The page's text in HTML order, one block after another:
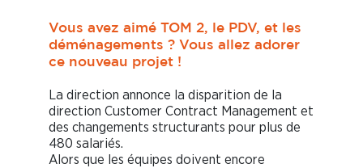
Vous avez aimé TOM 2, le PDV, et les
déménagements ? Vous allez adorer
ce nouveau projet !
La direction annonce la disparition de la
direction Customer Contract Management et
des changements structurants pour plus de
480 salariés.
Alors que les équipes doivent encore